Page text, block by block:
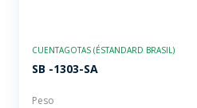
CUENTAGOTAS (ÉSTANDARD BRASIL)
SB -1303-SA
Peso